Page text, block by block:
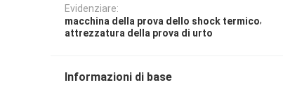
Evidenziare:
macchina della prova dello shock termico,
attrezzatura della prova di urto
Informazioni di base